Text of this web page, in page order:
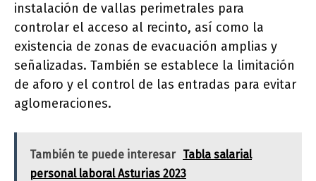
instalación de vallas perimetrales para
controlar el acceso al recinto, así como la
existencia de zonas de evacuación amplias y
señalizadas. También se establece la limitación
de aforo y el control de las entradas para evitar
aglomeraciones.
También te puede interesar Tabla salarial
personal laboral Asturias 2023